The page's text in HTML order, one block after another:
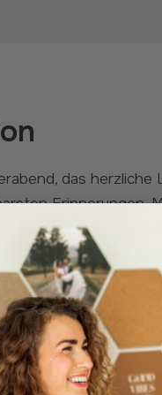
Erinnerungen.
sie nicht unbedingt
deines